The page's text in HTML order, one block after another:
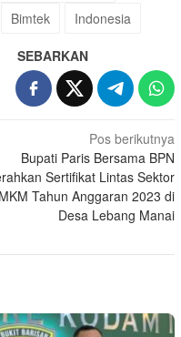
Bimtek Indonesia
SEBARKAN
Pos berikutnya
Bupati Paris Bersama BPN
Sertifikat Lintas Sektor
Tahun Anggaran 2023 di
Desa Lebang Manai